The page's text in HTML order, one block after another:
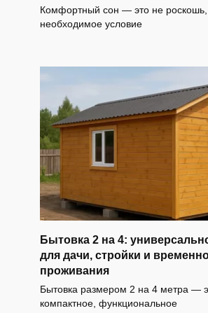
Комфортный сон — это не
необходимое условие
Бытовка 2 на 4:
для дачи, стройки и
проживания
Бытовка размером 2 на 4 метра —
компактное, функциональное